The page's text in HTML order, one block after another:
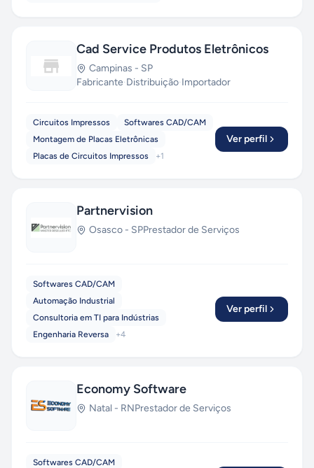
prazos enxutos e relacionamento próximo. Da
startup que valida uma ideia ao grupo industrial
que precisa modernizar seu ERP, a PragmaSoft
acelerar seu próximo projeto com IA aplicada de
Orçamento gratuito e sem
Cad Service Produtos Eletrônicos
Campinas - SP
Fabricante·Distribuição·Importador
Circuitos Impressos
Softwares CAD/CAM
Montagem de Placas Eletrônicas
Placas de Circuitos Impressos
+1
Ver perfil
Partnervision
Osasco - SPPrestador de Serviços
Softwares CAD/CAM
Automação Industrial
Consultoria em TI para Indústrias
Engenharia Reversa
+4
Ver perfil
Economy Software
Natal - RNPrestador de Serviços
Softwares CAD/CAM